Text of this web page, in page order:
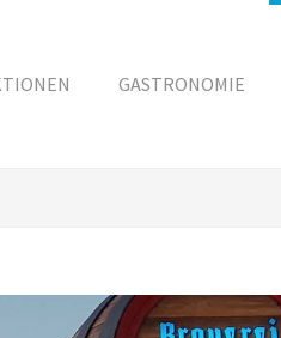
GASTRONOMIE